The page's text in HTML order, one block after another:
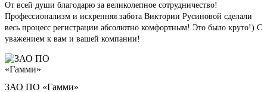
От всей души благодарю за великолепное сотрудничество!
Профессионализм и искренняя забота Виктории Русиновой сделали
весь процесс регистрации абсолютно комфортным! Это было круто!) С
уважением к вам и вашей компании!
ЗАО ПО «Гамми»